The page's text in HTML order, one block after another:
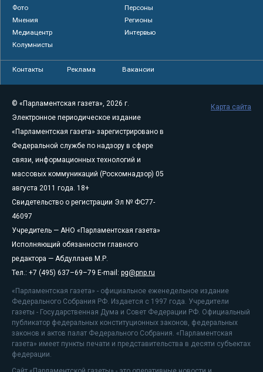
Фото
Персоны
Мнения
Регионы
Медиацентр
Интервью
Колумнисты
Контакты Реклама Вакансии
© «Парламентская газета», 2026 г.
Электронное периодическое издание
«Парламентская газета» зарегистрировано в
Федеральной службе по надзору в сфере
связи, информационных технологий и
массовых коммуникаций (Роскомнадзор) 05
августа 2011 года. 18+
Свидетельство о регистрации Эл № ФС77-
46097
Учредитель — АНО «Парламентская газета»
Исполняющий обязанности главного
редактора — Абдуллаев М.Р.
Тел.: +7 (495) 637–69–79 E-mail: pg@pnp.ru
«Парламентская газета» - официальное еженедельное издание
Федерального Собрания РФ. Издается с 1997 года. Учредители
газеты - Государственная Дума и Совет Федерации РФ. Официальный
публикатор федеральных конституционных законов, федеральных
законов и актов палат Федерального Собрания. «Парламентская
газета» имеет пункты печати и представительства в десяти субъектах
федерации.
Карта сайта